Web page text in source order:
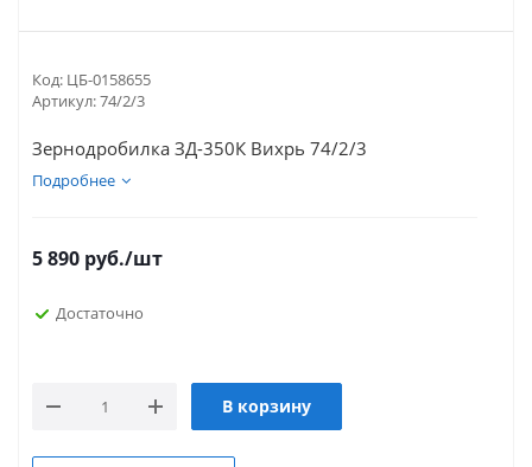
Код: ЦБ-0158655
Артикул:74/2/3
Зернодробилка ЗД-350К Вихрь 74/2/3
Подробнее
5 890 руб./шт
Достаточно
В корзину